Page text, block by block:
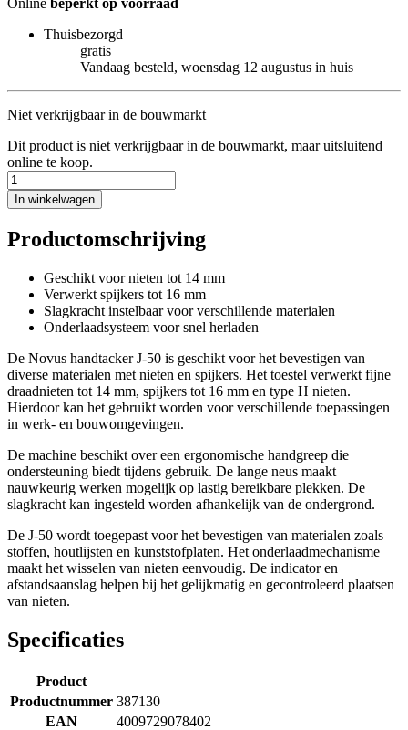
Thuisbezorgd
gratis
Vandaag besteld, woensdag 12 augustus in huis
Niet verkrijgbaar in de bouwmarkt
Dit product is niet verkrijgbaar in de bouwmarkt, maar uitsluitend
online te koop.
In winkelwagen
Productomschrijving
Geschikt voor nieten tot 14 mm
Verwerkt spijkers tot 16 mm
Slagkracht instelbaar voor verschillende materialen
Onderlaadsysteem voor snel herladen
De Novus handtacker J-50 is geschikt voor het bevestigen van
diverse materialen met nieten en spijkers. Het toestel verwerkt fijne
draadnieten tot 14 mm, spijkers tot 16 mm en type H nieten.
Hierdoor kan het gebruikt worden voor verschillende toepassingen
in werk- en bouwomgevingen.
De machine beschikt over een ergonomische handgreep die
ondersteuning biedt tijdens gebruik. De lange neus maakt
nauwkeurig werken mogelijk op lastig bereikbare plekken. De
slagkracht kan ingesteld worden afhankelijk van de ondergrond.
De J-50 wordt toegepast voor het bevestigen van materialen zoals
stoffen, houtlijsten en kunststofplaten. Het onderlaadmechanisme
maakt het wisselen van nieten eenvoudig. De indicator en
afstandsaanslag helpen bij het gelijkmatig en gecontroleerd plaatsen
van nieten.
Specificaties
Product
Productnummer 387130
EAN
4009729078402